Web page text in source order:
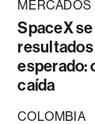
MERCADOS
SpaceX
esperado:
caída
COLOMBIA